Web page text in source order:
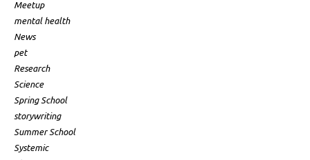
Meetup
mental health
News
pet
Research
Science
Spring School
storywriting
Summer School
Systemic